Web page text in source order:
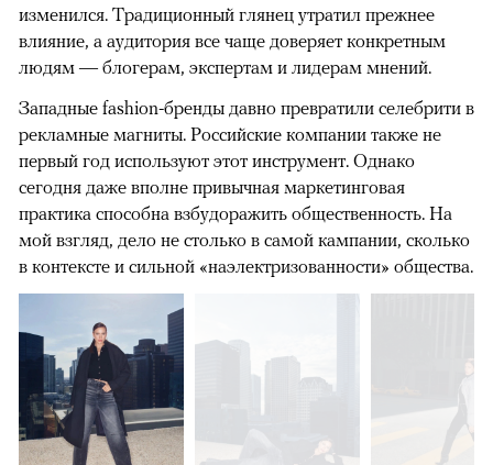
изменился. Традиционный глянец утратил прежнее
влияние, а аудитория все чаще доверяет конкретным
людям — блогерам, экспертам и лидерам мнений.
Западные fashion-бренды давно превратили селебрити в
рекламные магниты. Российские компании также не
первый год используют этот инструмент. Однако
сегодня даже вполне привычная маркетинговая
практика способна взбудоражить общественность. На
мой взгляд, дело не столько в самой кампании, сколько
в контексте и сильной «наэлектризованности» общества.